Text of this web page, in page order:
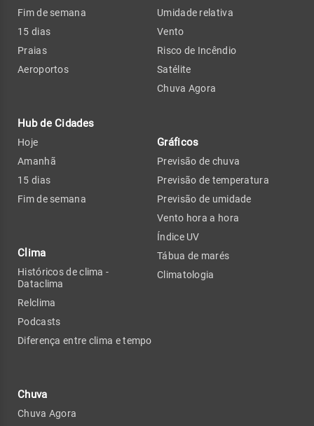
Fim de semana
15 dias
Praias
Aeroportos
Hub de Cidades
Hoje
Amanhã
15 dias
Fim de semana
Clima
Históricos de clima -
Dataclima
Relclima
Podcasts
Diferença entre clima e tempo
Chuva
Chuva Agora
Umidade relativa
Vento
Risco de Incêndio
Satélite
Chuva Agora
Gráficos
Previsão de chuva
Previsão de temperatura
Previsão de umidade
Vento hora a hora
Índice UV
Tábua de marés
Climatologia